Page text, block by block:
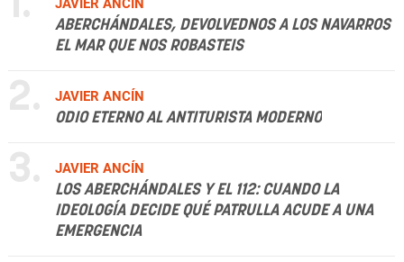
JAVIER ANCÍN
ABERCHÁNDALES, DEVOLVEDNOS A LOS NAVARROS
EL MAR QUE NOS ROBASTEIS
2.
JAVIER ANCÍN
ODIO ETERNO AL ANTITURISTA MODERNO
3.
JAVIER ANCÍN
LOS ABERCHÁNDALES Y EL 112: CUANDO LA
IDEOLOGÍA DECIDE QUÉ PATRULLA ACUDE A UNA
EMERGENCIA